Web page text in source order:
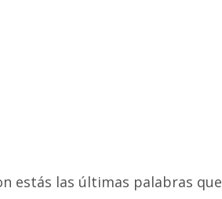
estás las últimas palabras que